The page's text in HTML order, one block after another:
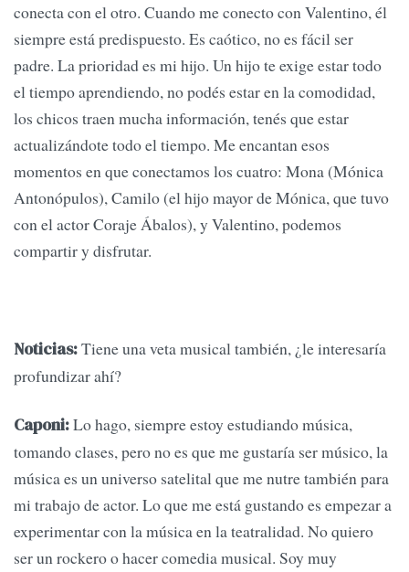
conecta con el otro. Cuando me conecto con Valentino, él
siempre está predispuesto. Es caótico, no es fácil ser
padre. La prioridad es mi hijo. Un hijo te exige estar todo
el tiempo aprendiendo, no podés estar en la comodidad,
los chicos traen mucha información, tenés que estar
actualizándote todo el tiempo. Me encantan esos
momentos en que conectamos los cuatro: Mona (Mónica
Antonópulos), Camilo (el hijo mayor de Mónica, que tuvo
con el actor Coraje Ábalos), y Valentino, podemos
compartir y disfrutar.
Noticias:Tiene una veta musical también, ¿le interesaría
profundizar ahí?
Caponi:Lo hago, siempre estoy estudiando música,
tomando clases, pero no es que me gustaría ser músico, la
música es un universo satelital que me nutre también para
mi trabajo de actor. Lo que me está gustando es empezar a
experimentar con la música en la teatralidad. No quiero
ser un rockero o hacer comedia musical. Soy muy